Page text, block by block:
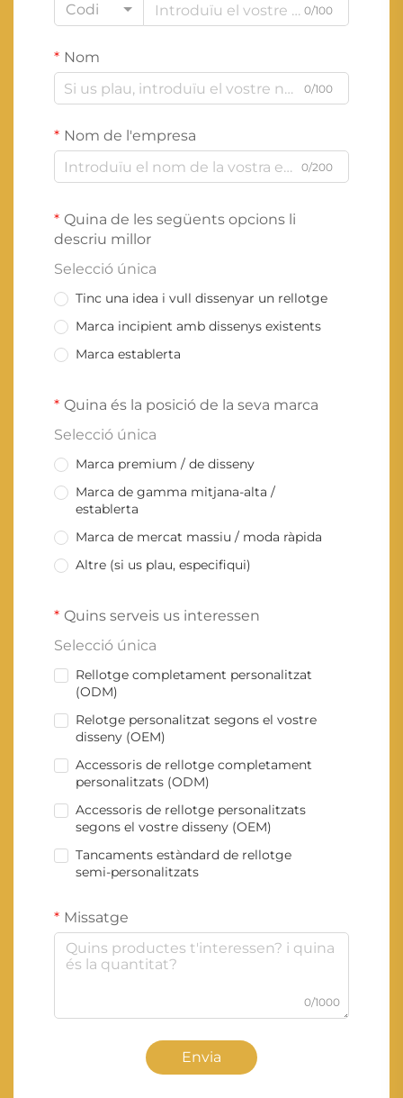
Codi
0/100
Nom
0/100
Nom de l'empresa
0/200
Quina de les següents opcions li
descriu millor
Selecció única
Tinc una idea i vull dissenyar un rellotge
Marca incipient amb dissenys existents
Marca establerta
Quina és la posició de la seva marca
Selecció única
Marca premium / de disseny
Marca de gamma mitjana-alta /
establerta
Marca de mercat massiu / moda ràpida
Altre (si us plau, especifiqui)
Quins serveis us interessen
Selecció única
Rellotge completament personalitzat
(ODM)
Relotge personalitzat segons el vostre
disseny (OEM)
Accessoris de rellotge completament
personalitzats (ODM)
Accessoris de rellotge personalitzats
segons el vostre disseny (OEM)
Tancaments estàndard de rellotge
semi-personalitzats
Missatge
0/1000
Envia